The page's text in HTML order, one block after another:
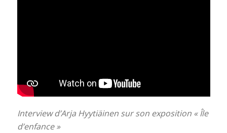
Interview d’Arja Hyytiäinen sur son exposition « Île
d’enfance »